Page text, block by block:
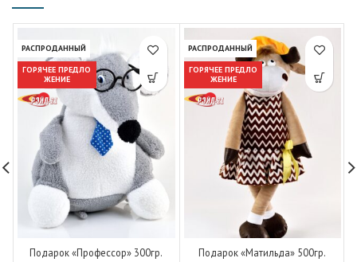
РАСПРОДАННЫЙ
ГОРЯЧЕЕ ПРЕДЛО
ЖЕНИЕ
Подарок «Профессор» 300гр.
РАСПРОДАННЫЙ
ГОРЯЧЕЕ ПРЕДЛО
ЖЕНИЕ
Подарок «Матильда» 500гр.